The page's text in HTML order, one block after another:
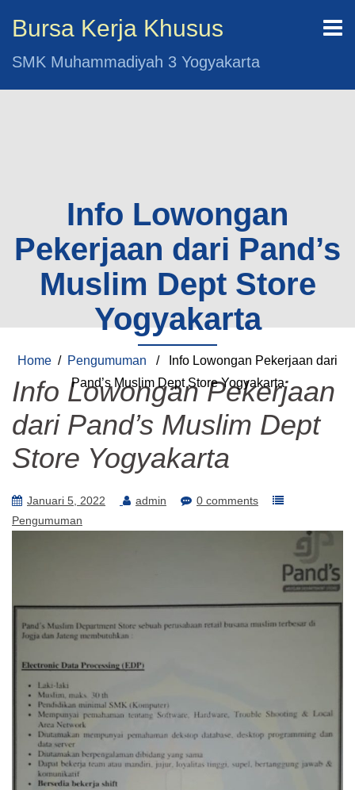
Bursa Kerja Khusus
SMK Muhammadiyah 3 Yogyakarta
Info Lowongan
Pekerjaan dari Pand’s
Muslim Dept Store
Yogyakarta
Home / Pengumuman / Info Lowongan Pekerjaan dari
Pand’s Muslim Dept Store Yogyakarta
Info Lowongan Pekerjaan
dari Pand’s Muslim Dept
Store Yogyakarta
Januari 5, 2022 admin
0 comments
Pengumuman